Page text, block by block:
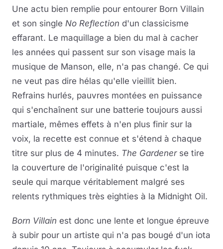
Une actu bien remplie pour entourer Born Villain
et son single No Reflection d'un classicisme
effarant. Le maquillage a bien du mal à cacher
les années qui passent sur son visage mais la
musique de Manson, elle, n'a pas changé. Ce qui
ne veut pas dire hélas qu'elle vieillit bien.
Refrains hurlés, pauvres montées en puissance
qui s'enchaînent sur une batterie toujours aussi
martiale, mêmes effets à n'en plus finir sur la
voix, la recette est connue et s'étend à chaque
titre sur plus de 4 minutes. The Gardenerse tire
la couverture de l'originalité puisque c'est la
seule qui marque véritablement malgré ses
relents rythmiques très eighties à la Midnight Oil.
Born Villain est donc une lente et longue épreuve
à subir pour un artiste qui n'a pas bougé d'un iota